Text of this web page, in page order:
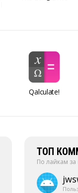
Qalculate!
ТОП
По лайкам